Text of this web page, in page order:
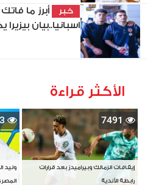
خبر
أبرز ما
اسبانيا..بيان
الأكثر قراءة
7491
إيقافات الزمالك وبيراميدز بعد قرارات
رابطة الأندية
وليد